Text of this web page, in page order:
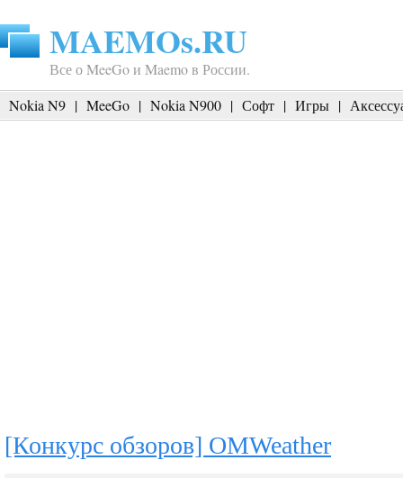
MAEMOs.RU
Все о MeeGo и Maemo в России.
Nokia N9 | MeeGo | Nokia N900 | Софт | Игры |
[Конкурс обзоров] OMWeather